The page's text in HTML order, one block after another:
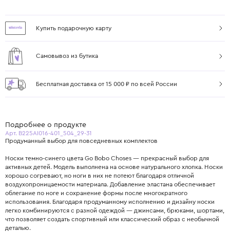
Купить подарочную карту
Самовывоз из бутика
Бесплатная доставка от 15 000 ₽ по всей России
Подробнее о продукте
Арт. B225AI016-401_504_29-31
Продуманный выбор для повседневных комплектов
Носки темно-синего цвета Go Bobo Choses — прекрасный выбор для
активных детей. Модель выполнена на основе натурального хлопка. Носки
хорошо согревают, но ноги в них не потеют благодаря отличной
воздухопроницаемости материала. Добавление эластана обеспечивает
облегание по ноге и сохранение формы после многократного
использования. Благодаря продуманному исполнению и дизайну носки
легко комбинируются с разной одеждой — джинсами, брюками, шортами,
что позволяет создать спортивный или классический образ с необычной
деталью.